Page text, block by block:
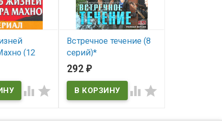
(12
 
Встречное течение (8
серий)*
В наличии
292₽
 